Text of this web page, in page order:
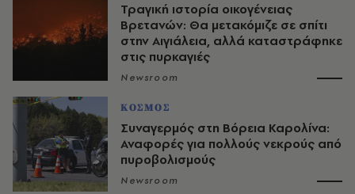
Τραγική ιστορία οικογένειας
Βρετανών: Θα μετακόμιζε σε σπίτι
στην Αιγιάλεια, αλλά καταστράφηκε
στις πυρκαγιές
Newsroom
ΚΟΣΜΟΣ
Συναγερμός στη Βόρεια Καρολίνα:
Αναφορές για πολλούς νεκρούς από
πυροβολισμούς
Newsroom